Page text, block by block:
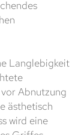
Langlebigkeit
Abnutzung
ästhetisch
wird eine